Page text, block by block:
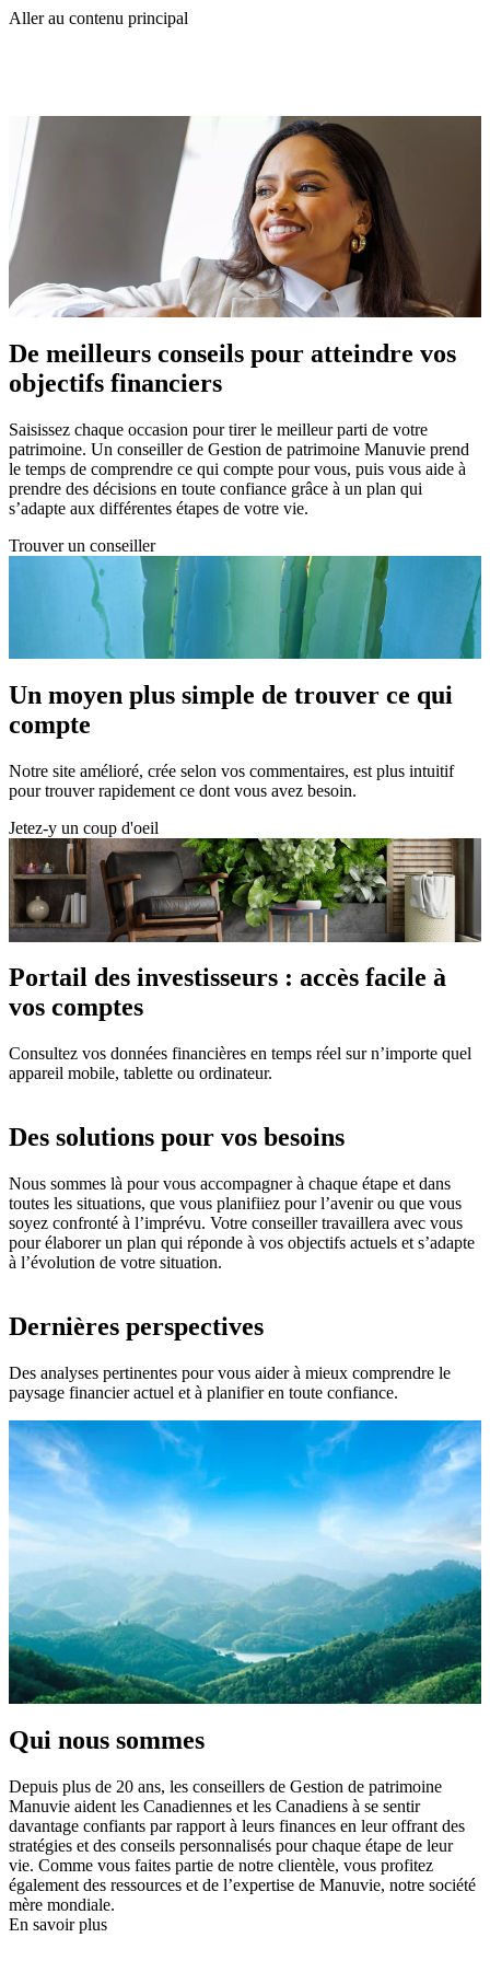
Aller au contenu principal
De meilleurs conseils pour atteindre vos
objectifs financiers
Saisissez chaque occasion pour tirer le meilleur parti de votre
patrimoine. Un conseiller de Gestion de patrimoine Manuvie prend
le temps de comprendre ce qui compte pour vous, puis vous aide à
prendre des décisions en toute confiance grâce à un plan qui
s’adapte aux différentes étapes de votre vie.
Trouver un conseiller
Un moyen plus simple de trouver ce qui
compte
Notre site amélioré, crée selon vos commentaires, est plus intuitif
pour trouver rapidement ce dont vous avez besoin.
Jetez-y un coup d'oeil
Portail des investisseurs : accès facile à
vos comptes
Consultez vos données financières en temps réel sur n’importe quel
appareil mobile, tablette ou ordinateur.
Des solutions pour vos besoins
Nous sommes là pour vous accompagner à chaque étape et dans
toutes les situations, que vous planifiiez pour l’avenir ou que vous
soyez confronté à l’imprévu. Votre conseiller travaillera avec vous
pour élaborer un plan qui réponde à vos objectifs actuels et s’adapte
à l’évolution de votre situation.
Dernières perspectives
Des analyses pertinentes pour vous aider à mieux comprendre le
paysage financier actuel et à planifier en toute confiance.
Qui nous sommes
Depuis plus de 20 ans, les conseillers de Gestion de patrimoine
Manuvie aident les Canadiennes et les Canadiens à se sentir
davantage confiants par rapport à leurs finances en leur offrant des
stratégies et des conseils personnalisés pour chaque étape de leur
vie. Comme vous faites partie de notre clientèle, vous profitez
également des ressources et de l’expertise de Manuvie, notre société
mère mondiale.
En savoir plus